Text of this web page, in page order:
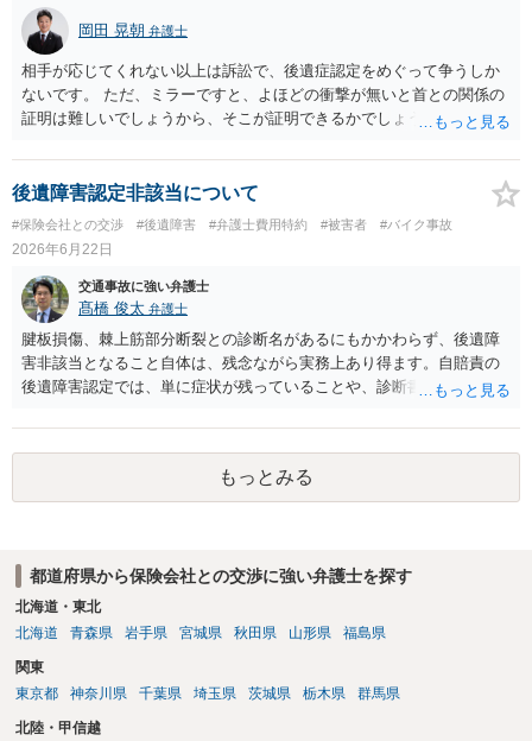
岡田 晃朝 弁護士
相手が応じてくれない以上は訴訟で、後遺症認定をめぐって争うしか
ないです。 ただ、ミラーですと、よほどの衝撃が無いと首との関係の
証明は難しいでしょうから、そこが証明できるかでしょうね。
後遺障害認定非該当について
#保険会社との交渉 #後遺障害 #弁護士費用特約 #被害者 #バイク事故
2026年6月22日
交通事故に強い弁護士
髙橋 俊太 弁護士
腱板損傷、棘上筋部分断裂との診断名があるにもかかわらず、後遺障
害非該当となること自体は、残念ながら実務上あり得ます。自賠責の
後遺障害認定では、単に症状が残っていることや、診断書に傷病名が
常所見が画像等で客観的に確認できるか、症状の経過や治療状況と整
合するか、将来にわたり残存する障害といえるかが重視されます。 今
回の＜理由＞を見る限り、認定側は、MRI等に変性所見はあるもの
の、事故による明らかな腱板損傷等の外傷性所見とは評価できない、
いう診断名自体を無視しているというより、それが本件事故による外
傷性の障害として裏付けられているかという点で否定的に見られてい
るものと思われます。 納得できない場合には、異議申立てを検討する
断されている」と主張するだけでは、結論が変わらない可能性が高い
です。異議申立てでは、事故前に肩症状がなかったこと、事故態様か
ら右肩に相当な外力が加わったこと、事故後早期から右肩症状が一貫
もっとみる
都道府県から保険会社との交渉に強い弁護士を探す
北海道・東北
北海道
青森県 岩手県 宮城県 秋田県 山形県 福島県
関東
東京都
神奈川県 千葉県 埼玉県 茨城県 栃木県 群馬県
北陸・甲信越